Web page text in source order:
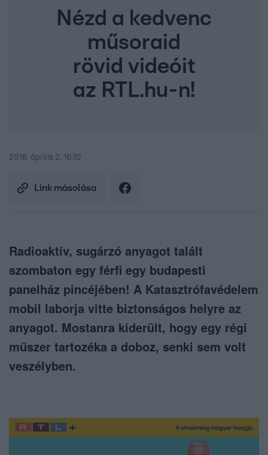
Nézd a kedvenc
műsoraid
rövid videóit
az RTL.hu-n!
2018. április 2. 16:10
Link másolása
Radioaktív, sugárzó anyagot talált
szombaton egy férfi egy budapesti
panelház pincéjében! A Katasztrófavédelem
mobil laborja vitte biztonságos helyre az
anyagot. Mostanra kiderült, hogy egy régi
műszer tartozéka a doboz, senki sem volt
veszélyben.